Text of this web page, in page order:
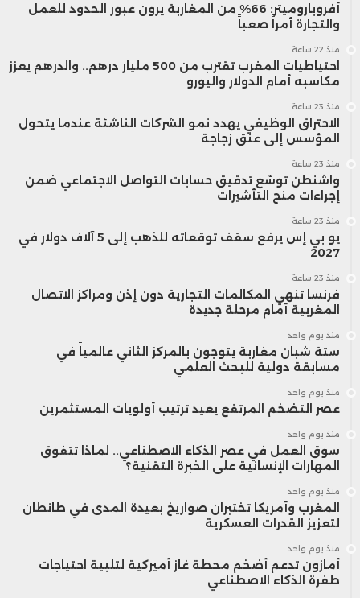
أفروباروميتر: 66% من المغاربة يرون عبور الحدود للعمل
والتجارة أمراً صعباً
منذ 22 ساعة
احتياطيات المغرب تقترب من 500 مليار درهم.. والدرهم يعزز
مكاسبه أمام الدولار واليورو
منذ 23 ساعة
الاحتراق الوظيفي يهدد نمو الشركات الناشئة عندما يتحول
المؤسس إلى عنق زجاجة
منذ 23 ساعة
واشنطن توسّع تدقيق حسابات التواصل الاجتماعي ضمن
إجراءات منح التأشيرات
منذ 23 ساعة
يو بي إس يرفع سقف توقعاته للذهب إلى 5 آلاف دولار في
2027
منذ 23 ساعة
فرنسا تنهي المكالمات التجارية دون إذن ومراكز الاتصال
المغربية أمام مرحلة جديدة
منذ يوم واحد
ستة شبان مغاربة يتوجون بالمركز الثاني عالمياً في
مسابقة دولية للبحث العلمي
منذ يوم واحد
عصر التضخم المرتفع يعيد ترتيب أولويات المستثمرين
منذ يوم واحد
سوق العمل في عصر الذكاء الاصطناعي.. لماذا تتفوق
المهارات الإنسانية على الخبرة التقنية؟
منذ يوم واحد
المغرب وأمريكا تختبران صواريخ بعيدة المدى في طانطان
لتعزيز القدرات العسكرية
منذ يوم واحد
أمازون تدعم أضخم محطة غاز أميركية لتلبية احتياجات
طفرة الذكاء الاصطناعي